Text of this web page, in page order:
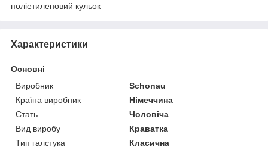
поліетиленовий кульок
Характеристики
Основні
Виробник
Schonau
Країна виробник
Німеччина
Стать
Чоловіча
Вид виробу
Краватка
Тип галстука
Класична